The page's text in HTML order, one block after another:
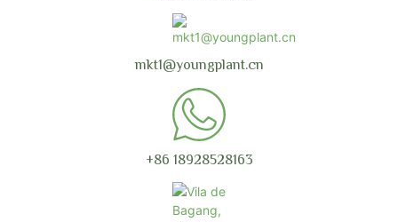
mkt1@youngplant.cn
+86 18928528163